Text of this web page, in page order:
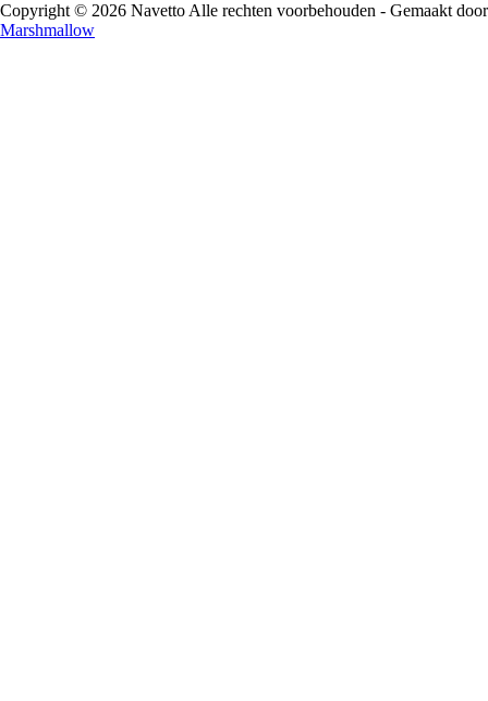
Copyright © 2026 Navetto Alle rechten voorbehouden - Gemaakt door
Marshmallow